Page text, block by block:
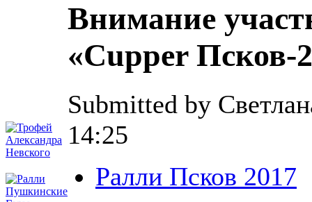
Внимание
«Cupper Псков-
Submitted by
14:25
Ралли Псков 2017